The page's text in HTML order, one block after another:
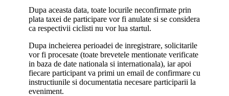
Dupa aceasta data, toate locurile neconfirmate prin
plata taxei de participare vor fi anulate si se considera
ca respectivii ciclisti nu vor lua startul.
Dupa incheierea perioadei de inregistrare, solicitarile
vor fi procesate (toate brevetele mentionate verificate
in baza de date nationala si internationala), iar apoi
fiecare participant va primi un email de confirmare cu
instructiunile si documentatia necesare participarii la
eveniment.